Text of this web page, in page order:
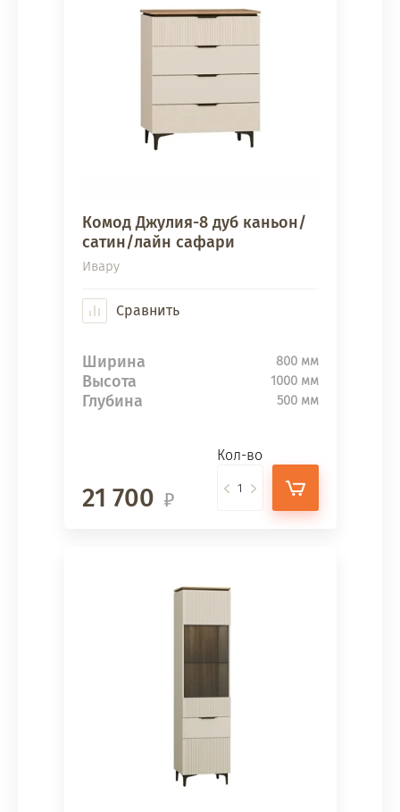
Комод Джулия-8 дуб каньон/
сатин/лайн сафари
Ивару
Сравнить
Ширина 800 мм
Высота 1000 мм
Глубина 500 мм
21 700
Кол-во